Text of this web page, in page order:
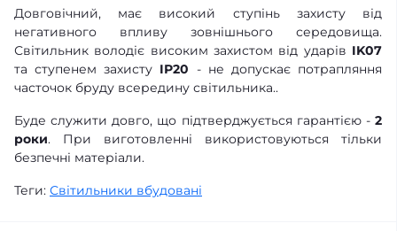
Довговічний, має високий ступінь захисту від
негативного впливу зовнішнього середовища.
Світильник володіє високим захистом від ударів IK07
та ступенем захисту IР20 - не допускає потрапляння
часточок бруду всередину світильника..
Буде служити довго, що підтверджується гарантією - 2
роки. При виготовленні використовуються тільки
безпечні матеріали.
Теги: Світильники вбудовані